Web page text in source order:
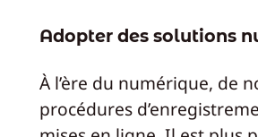
Adopter des solutions
À l’ère du numérique, de
procédures